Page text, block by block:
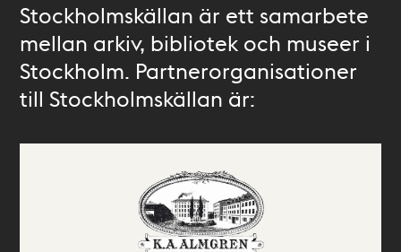
Stockholmskällan är ett samarbete
mellan arkiv, bibliotek och museer i
Stockholm. Partnerorganisationer
till Stockholmskällan är: